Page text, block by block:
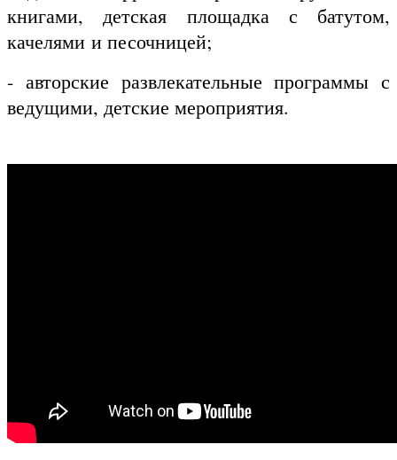
книгами, детская площадка с батутом,
качелями и песочницей;
- авторские развлекательные программы с
ведущими, детские мероприятия.